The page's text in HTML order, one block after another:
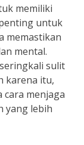
memiliki
untuk
memastikan
mental.
sulit
karena itu,
menjaga
yang lebih